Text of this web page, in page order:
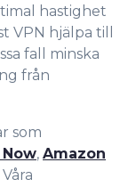
hastighet
VPN hjälpa till
fall minska
från
som
, Amazon